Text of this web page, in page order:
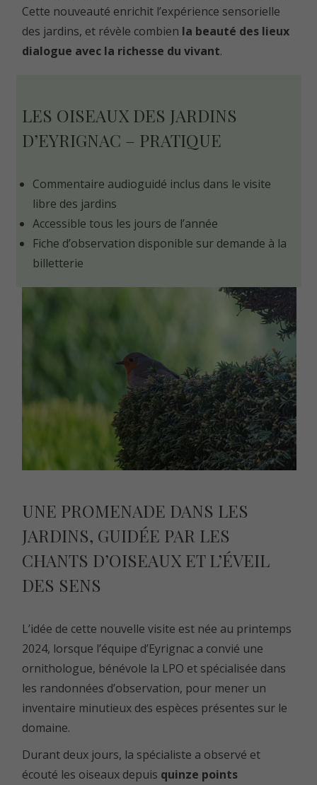
Cette nouveauté enrichit l’expérience sensorielle
des jardins, et révèle combien la beauté des lieux
dialogue avec la richesse du vivant.
LES OISEAUX DES JARDINS
D’EYRIGNAC – PRATIQUE
Commentaire audioguidé inclus dans le visite
libre des jardins
Accessible tous les jours de l’année
Fiche d’observation disponible sur demande à la
billetterie
UNE PROMENADE DANS LES
JARDINS, GUIDÉE PAR LES
CHANTS D’OISEAUX ET L’ÉVEIL
DES SENS
L’idée de cette nouvelle visite est née au printemps
2024, lorsque l’équipe d’Eyrignac a convié une
ornithologue, bénévole la LPO et spécialisée dans
les randonnées d’observation, pour mener un
inventaire minutieux des espèces présentes sur le
domaine.
Durant deux jours, la spécialiste a observé et
écouté les oiseaux depuis quinze points